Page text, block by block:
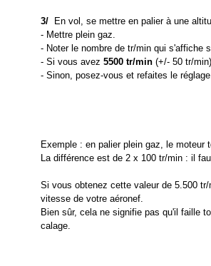
3/En vol, se mettre en palier à une
- Mettre plein gaz.
- Noter le nombre de tr/min qui s'affiche
- Si vous avez 5500 tr/min(+/- 50 tr/
- Sinon, posez-vous et refaites le réglage.
Exemple : en palier plein gaz, le moteur
La différence est de 2 x 100 tr/min : il
Si vous obtenez cette valeur de 5.500
vitesse de votre aéronef.
Bien sûr, cela ne signifie pas qu'il faille
calage.